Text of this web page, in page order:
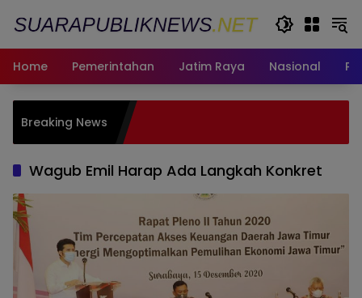
Home
Pemerintahan Jatim Raya Nasional
Breaking News
Fasum
Wagub Emil Harap Ada Langkah Konkret